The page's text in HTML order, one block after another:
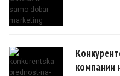
компании